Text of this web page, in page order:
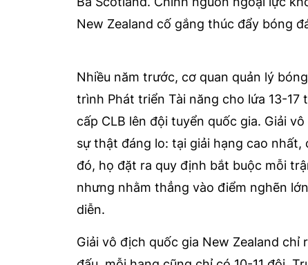
New Zealand cố gắng thúc đẩy bóng
Nhiều năm trước, cơ quan quản lý
trình Phát triển Tài năng cho lứa 13-
cấp CLB lên đội tuyển quốc gia. Giải
sự thật đáng lo: tại giải hạng cao
đó, họ đặt ra quy định bắt buộc mỗi
nhưng nhằm thẳng vào điểm nghẽn
diễn.
Giải vô địch quốc gia New Zealand